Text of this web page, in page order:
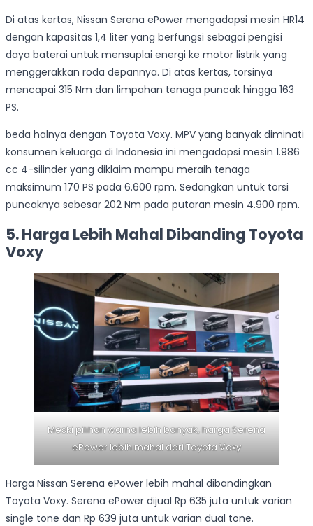
Di atas kertas, Nissan Serena ePower mengadopsi mesin HR14
dengan kapasitas 1,4 liter yang berfungsi sebagai pengisi
daya baterai untuk mensuplai energi ke motor listrik yang
menggerakkan roda depannya. Di atas kertas, torsinya
mencapai 315 Nm dan limpahan tenaga puncak hingga 163
PS.
beda halnya dengan Toyota Voxy. MPV yang banyak diminati
konsumen keluarga di Indonesia ini mengadopsi mesin 1.986
cc 4-silinder yang diklaim mampu meraih tenaga
maksimum 170 PS pada 6.600 rpm. Sedangkan untuk torsi
puncaknya sebesar 202 Nm pada putaran mesin 4.900 rpm.
5. Harga Lebih Mahal Dibanding Toyota
Voxy
Meski pilihan warna lebih banyak, harga Serena
ePower lebih mahal dari Toyota Voxy
Harga Nissan Serena ePower lebih mahal dibandingkan
Toyota Voxy. Serena ePower dijual Rp 635 juta untuk varian
single tone dan Rp 639 juta untuk varian dual tone.